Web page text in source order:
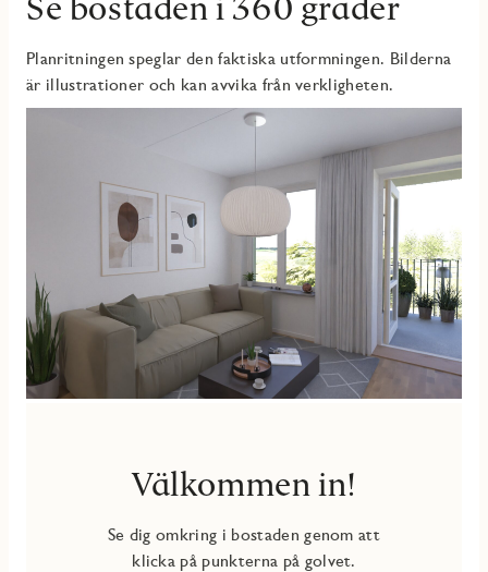
Planritningen speglar den faktiska utformningen. Bilderna
är illustrationer och kan avvika från verkligheten.
Välkommen in!
Se dig omkring i bostaden genom att
klicka på punkterna på golvet.